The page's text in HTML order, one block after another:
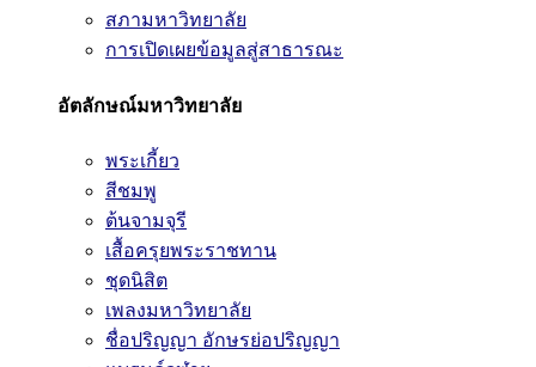
สภามหาวิทยาลัย
การเปิดเผยข้อมูลสู่สาธารณะ
อัตลักษณ์มหาวิทยาลัย
พระเกี้ยว
สีชมพู
ต้นจามจุรี
เสื้อครุยพระราชทาน
ชุดนิสิต
เพลงมหาวิทยาลัย
ชื่อปริญญา อักษรย่อปริญญา